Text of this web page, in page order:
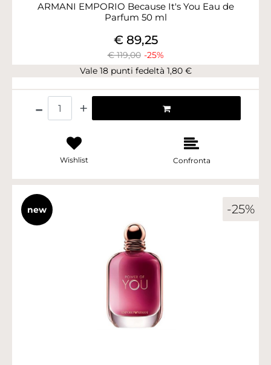
ARMANI EMPORIO Because It's You Eau de
Parfum 50 ml
€ 119,00 -25%
€ 89,25
Vale 18 punti fedeltà 1,80 €
Wishlist Confronta
-25%
new